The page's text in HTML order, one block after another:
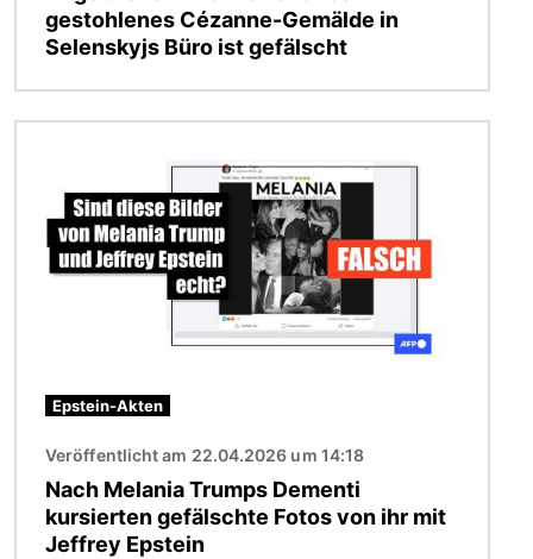
gestohlenes Cézanne-Gemälde in
Selenskyjs Büro ist gefälscht
Epstein-Akten
Veröffentlicht am 22.04.2026 um 14:18
Nach Melania Trumps Dementi
kursierten gefälschte Fotos von ihr mit
Jeffrey Epstein